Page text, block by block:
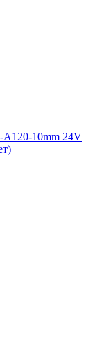
A120-10mm 24V